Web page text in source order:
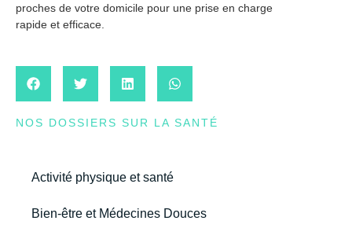
proches de votre domicile pour une prise en charge
rapide et efficace.
NOS DOSSIERS SUR LA SANTÉ
Activité physique et santé
Bien-être et Médecines Douces